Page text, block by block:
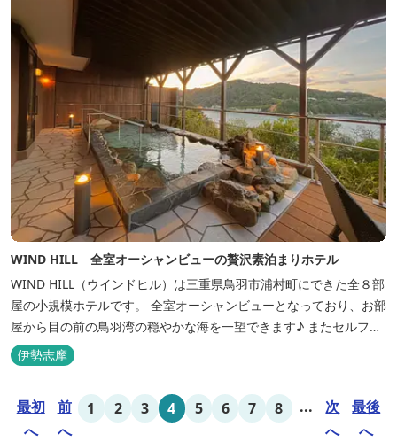
WIND HILL 全室オーシャンビューの贅沢素泊まりホテル
WIND HILL（ウインドヒル）は三重県鳥羽市浦村町にできた全８部
屋の小規模ホテルです。 全室オーシャンビューとなっており、お部
屋から目の前の鳥羽湾の穏やかな海を一望できます♪ またセルフチ
ェックイン方式を採用しているため、好きな時間に非対面でチェッ
クインが可能です。 食事提供や接客サービスがない分、リーズナブ
ださい♪ ...
伊勢志摩
最初
へ
前
へ
1 2 3 4 5 6 7 8 ...
次
へ
最後
へ